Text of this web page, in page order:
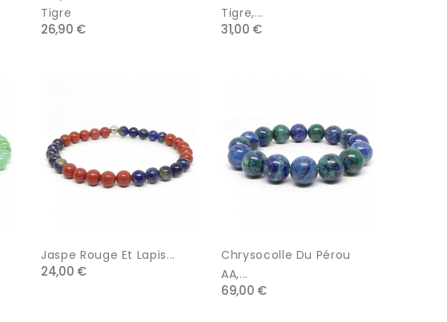
Tigre
26,90 €
Tigre,...
31,00 €
Jaspe Rouge Et Lapis...
24,00 €
Chrysocolle Du Pérou
AA,...
69,00 €